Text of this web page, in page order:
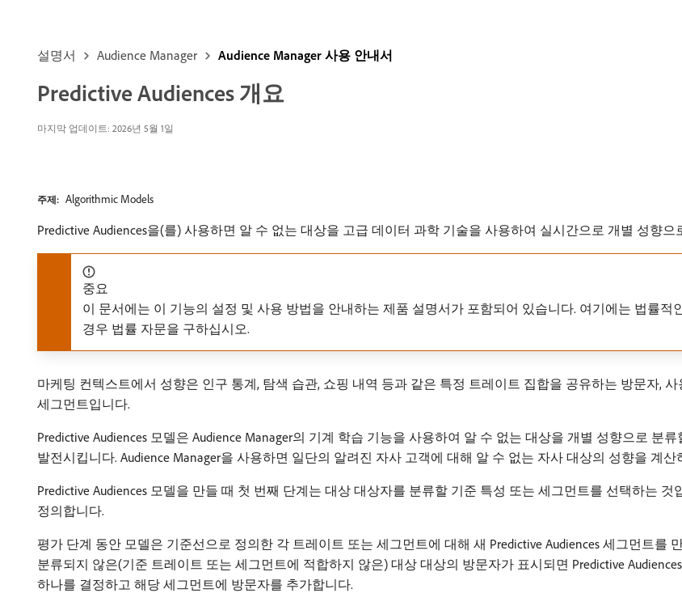
설명서 Audience Manager Audience Manager 사용 안내서
Predictive Audiences 개요
마지막 업데이트: 2026년 5월 1일
주제: Algorithmic Models
Predictive Audiences을(를) 사용하면 알 수 없는 대상을 고급 데이터 과학 기술을 사용하여 실시간으로 개별 성향으
중요
이 문서에는 이 기능의 설정 및 사용 방법을 안내하는 제품 설명서가 포함되어 있습니다. 여기에는 법률
경우 법률 자문을 구하십시오.
마케팅 컨텍스트에서 성향은 인구 통계, 탐색 습관, 쇼핑 내역 등과 같은 특정 트레이트 집합을 공유하는 방문자,
세그먼트입니다.
Predictive Audiences 모델은 Audience Manager의 기계 학습 기능을 사용하여 알 수 없는 대상을 개별 성향으로 분
발전시킵니다. Audience Manager을 사용하면 일단의 알려진 자사 고객에 대해 알 수 없는 자사 대상의 성향을 계
Predictive Audiences 모델을 만들 때 첫 번째 단계는 대상 대상자를 분류할 기준 특성 또는 세그먼트를 선택하는
정의합니다.
평가 단계 동안 모델은 기준선으로 정의한 각 트레이트 또는 세그먼트에 대해 새 Predictive Audiences 세그먼트를
분류되지 않은(기준 트레이트 또는 세그먼트에 적합하지 않은) 대상 대상의 방문자가 표시되면 Predictive
하나를 결정하고 해당 세그먼트에 방문자를 추가합니다.